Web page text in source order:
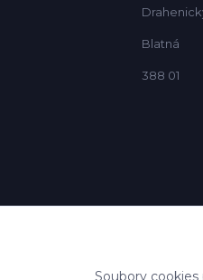
Blatná
388 01
Soubory